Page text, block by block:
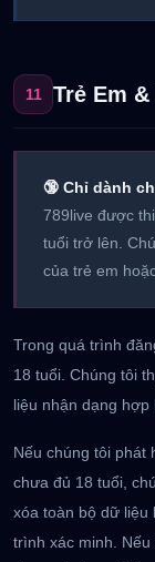
11 Trẻ Em
🔞 Chỉ dành
789live được
tuổi trở lên.
của trẻ em
Trong quá trình
18 tuổi. Chúng tôi
liệu nhận dạng hợp
Nếu chúng tôi phát
chưa đủ 18 tuổi,
xóa toàn bộ dữ liệu
trình xác minh.